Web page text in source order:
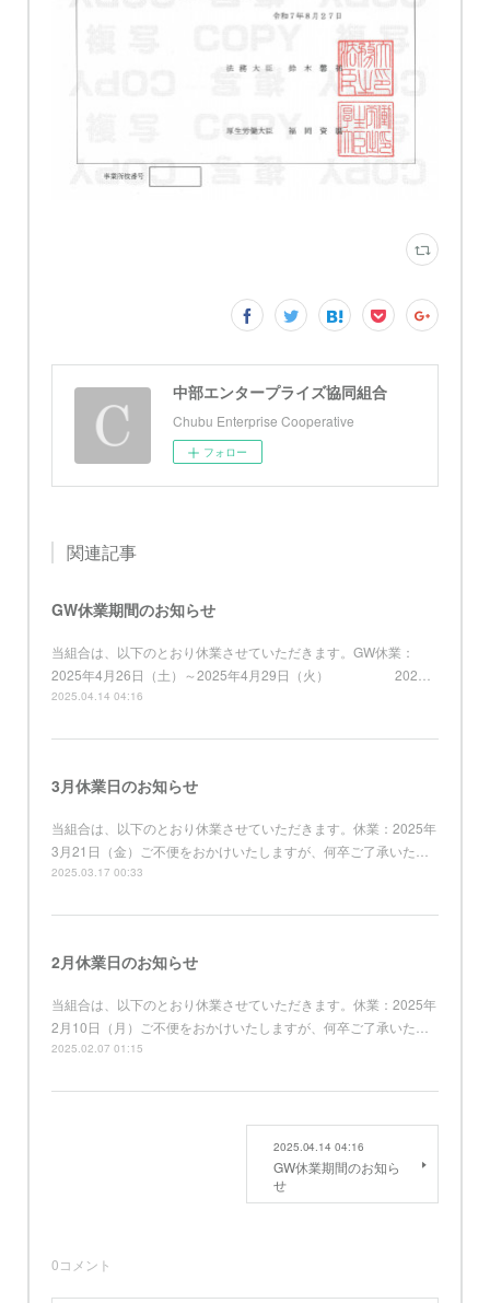
中部エンタープライズ協同組合
Chubu Enterprise Cooperative
フォロー
関連記事
GW休業期間のお知らせ
当組合は、以下のとおり休業させていただきます。GW休業：
2025年4月26日（土）～2025年4月29日（火） 202…
2025.04.14 04:16
3月休業日のお知らせ
当組合は、以下のとおり休業させていただきます。休業：2025年
3月21日（金）ご不便をおかけいたしますが、何卒ご了承いた…
2025.03.17 00:33
2月休業日のお知らせ
当組合は、以下のとおり休業させていただきます。休業：2025年
2月10日（月）ご不便をおかけいたしますが、何卒ご了承いた…
2025.02.07 01:15
2025.04.14 04:16
GW休業期間のお知ら
せ
0コメント